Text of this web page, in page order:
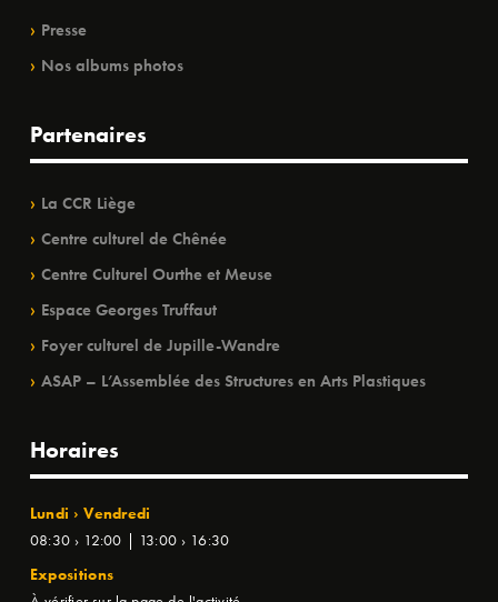
Presse
Nos albums photos
Partenaires
La CCR Liège
Centre culturel de Chênée
Centre Culturel Ourthe et Meuse
Espace Georges Truffaut
Foyer culturel de Jupille-Wandre
ASAP – L’Assemblée des Structures en Arts Plastiques
Horaires
Lundi › Vendredi
08:30 › 12:00 | 13:00 › 16:30
Expositions